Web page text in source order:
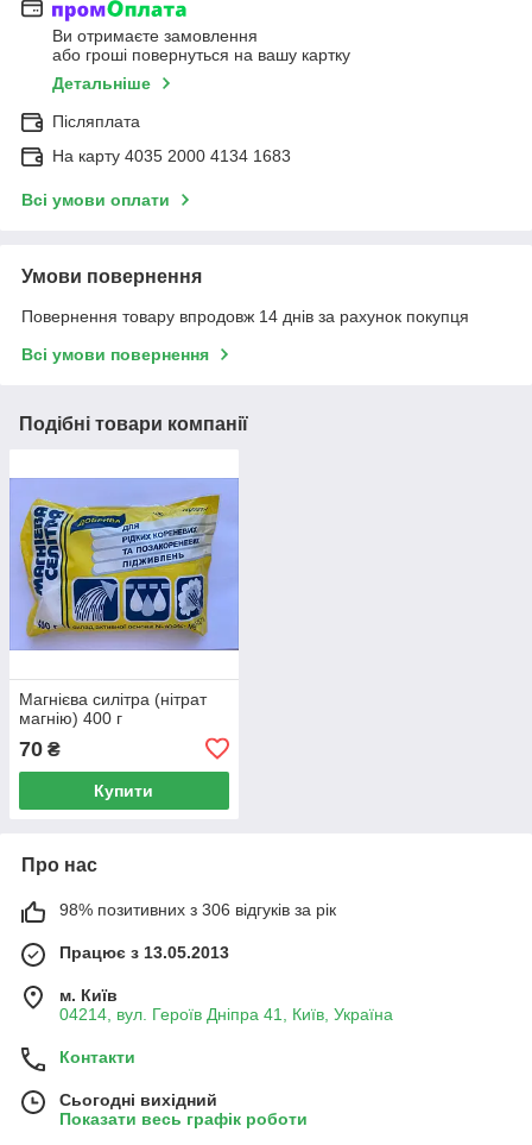
Ви отримаєте замовлення
або гроші повернуться на вашу картку
Детальніше
Післяплата
На карту 4035 2000 4134 1683
Всі умови оплати
Умови повернення
Повернення товару впродовж 14 днів за рахунок покупця
Всі умови повернення
Подібні товари компанії
Магнієва силітра (нітрат
магнію) 400 г
70 ₴
Купити
Про нас
98% позитивних з 306 відгуків за рік
Працює з 13.05.2013
м. Київ
04214, вул. Героїв Дніпра 41, Київ, Україна
Контакти
Сьогодні вихідний
Показати весь графік роботи